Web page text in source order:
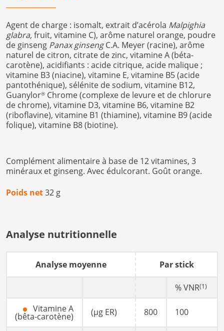
Agent de charge : isomalt, extrait d’acérola Malpighia
glabra, fruit, vitamine C), arôme naturel orange, poudre
de ginseng Panax ginsengC.A. Meyer (racine), arôme
naturel de citron, citrate de zinc, vitamine A (béta-
carotène), acidifiants : acide citrique, acide malique ;
vitamine B3 (niacine), vitamine E, vitamine B5 (acide
pantothénique), sélénite de sodium, vitamine B12,
Guanylor® Chrome (complexe de levure et de chlorure
de chrome), vitamine D3, vitamine B6, vitamine B2
(riboflavine), vitamine B1 (thiamine), vitamine B9 (acide
folique), vitamine B8 (biotine).
Complément alimentaire à base de 12 vitamines, 3
minéraux et ginseng. Avec édulcorant. Goût orange.
Poids net32 g
Analyse nutritionnelle
Analyse moyenne Par stick
% VNR(1)
Vitamine A
(bêta-carotène) (µg ER) 800 100